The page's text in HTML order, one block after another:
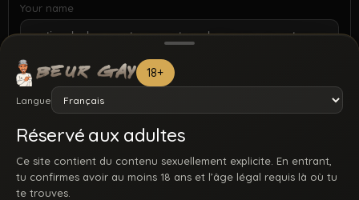
18+
Langue
Réservé aux adultes
Ce site contient du contenu sexuellement explicite. En entrant,
tu confirmes avoir au moins 18 ans et l’âge légal requis là où tu
te trouves.
Your name